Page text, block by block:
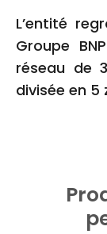
L’entité
Groupe
réseau de
divisée en 5